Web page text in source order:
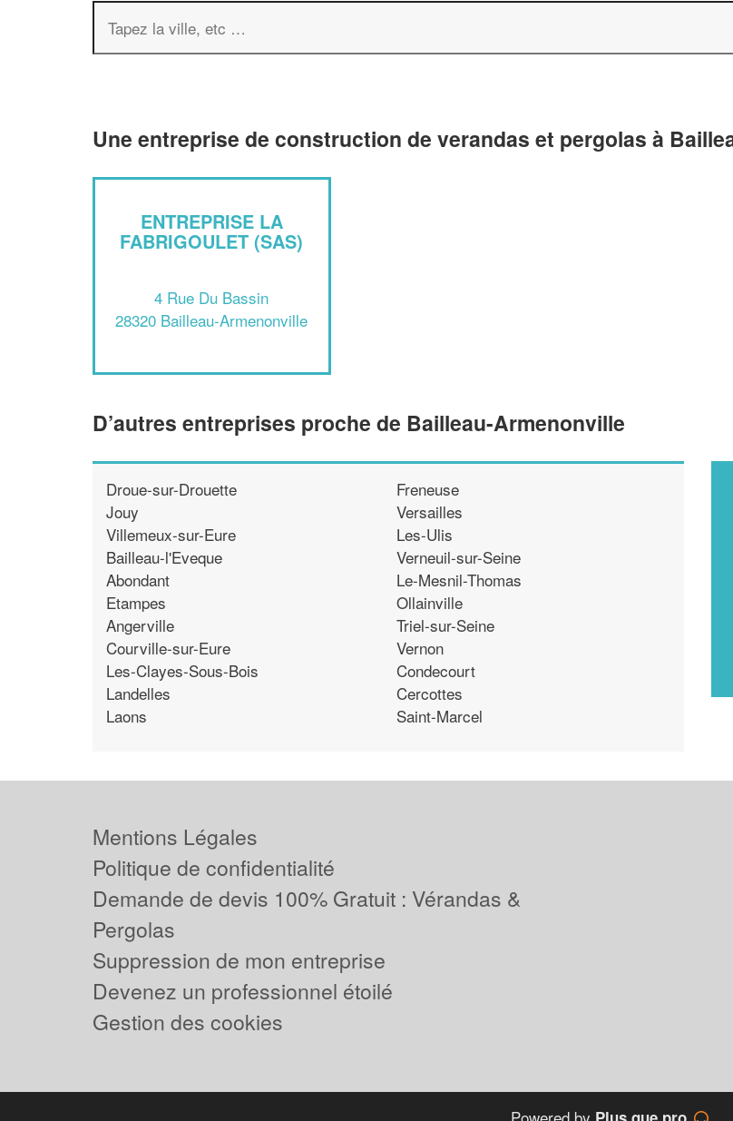
Une entreprise de construction de verandas et pergolas à
ENTREPRISE LA
FABRIGOULET (SAS)
4 Rue Du Bassin
28320 Bailleau-Armenonville
D’autres entreprises proche de Bailleau-Armenonville
Droue-sur-Drouette
Jouy
Villemeux-sur-Eure
Bailleau-l'Eveque
Abondant
Etampes
Angerville
Courville-sur-Eure
Les-Clayes-Sous-Bois
Landelles
Laons
Freneuse
Versailles
Les-Ulis
Verneuil-sur-Seine
Le-Mesnil-Thomas
Ollainville
Triel-sur-Seine
Vernon
Condecourt
Cercottes
Saint-Marcel
Mentions Légales
Politique de confidentialité
Demande de devis 100% Gratuit : Vérandas &
Pergolas
Suppression de mon entreprise
Devenez un professionnel étoilé
Gestion des cookies